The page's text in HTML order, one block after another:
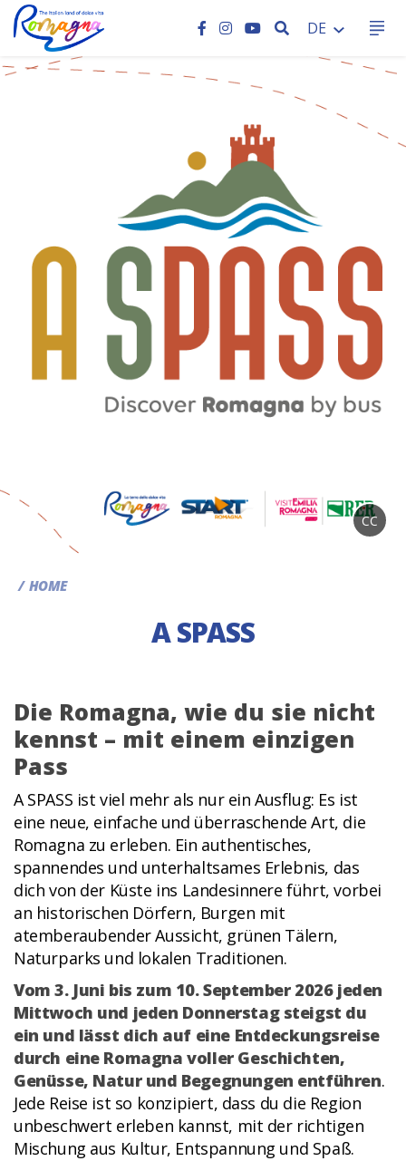
SEARCH
DE
CC
HOME
A SPASS
Die Romagna, wie du sie nicht
kennst – mit einem einzigen
Pass
A SPASS ist viel mehr als nur ein Ausflug: Es ist
eine neue, einfache und überraschende Art, die
Romagna zu erleben. Ein authentisches,
spannendes und unterhaltsames Erlebnis, das
dich von der Küste ins Landesinnere führt, vorbei
an historischen Dörfern, Burgen mit
atemberaubender Aussicht, grünen Tälern,
Naturparks und lokalen Traditionen.
Vom 3. Juni bis zum 10. September 2026 jeden
Mittwoch und jeden Donnerstag steigst du
ein und lässt dich auf eine Entdeckungsreise
durch eine Romagna voller Geschichten,
Genüsse, Natur und Begegnungen entführen.
Jede Reise ist so konzipiert, dass du die Region
unbeschwert erleben kannst, mit der richtigen
Mischung aus Kultur, Entspannung und Spaß.